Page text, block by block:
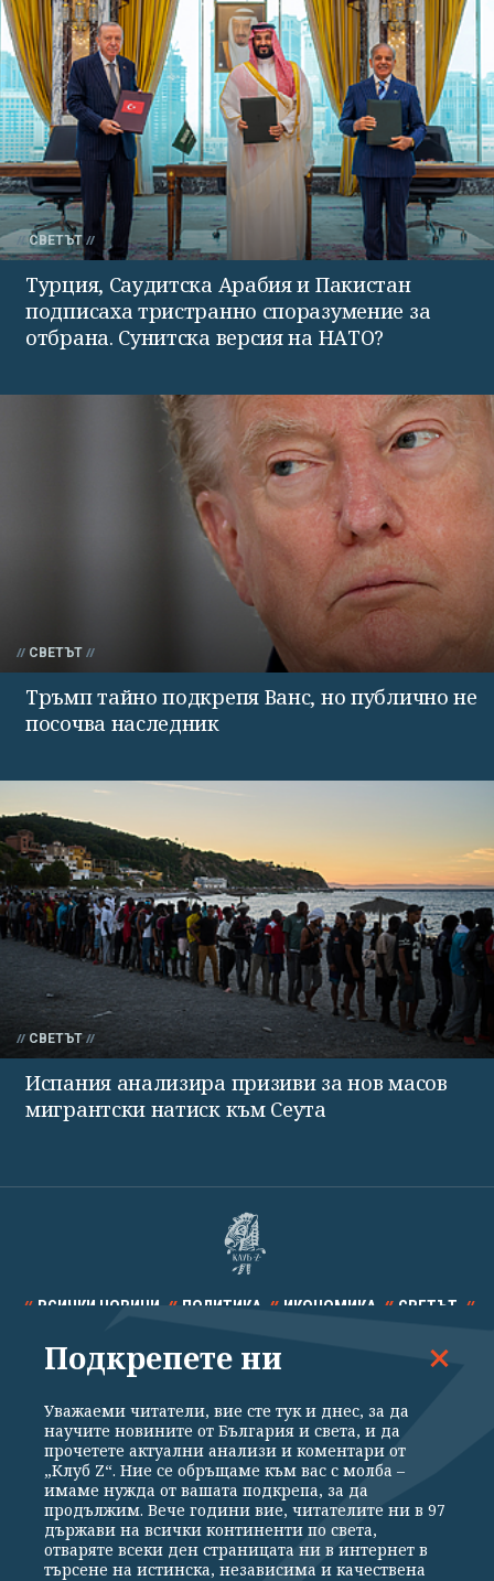
СВЕТЪТ
Турция, Саудитска Арабия и Пакистан
подписаха тристранно споразумение за
отбрана. Сунитска версия на НАТО?
СВЕТЪТ
Тръмп тайно подкрепя Ванс, но публично не
посочва наследник
СВЕТЪТ
Испания анализира призиви за нов масов
мигрантски натиск към Сеута
ВСИЧКИ НОВИНИ ПОЛИТИКА ИКОНОМИКА СВЕТЪТ
СПОРТ КУЛТУРА ТЕХНОЛОГИИ КАЛЕЙДОСКОП
Общи условия
Политика за поверителност
Реклама
Партньори Контакти
За Клуб Z
Подкрепете ни
Уважаеми читатели, вие сте тук и днес, за да
научите новините от България и света, и да
прочетете актуални анализи и коментари от
„Клуб Z“. Ние се обръщаме към вас с молба –
имаме нужда от вашата подкрепа, за да
продължим. Вече години вие, читателите ни в 97
държави на всички континенти по света,
отваряте всеки ден страницата ни в интернет в
търсене на истинска, независима и качествена